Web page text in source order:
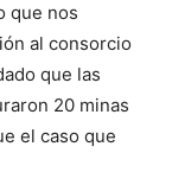
que nos
al consorcio
que las
20 minas
el caso que